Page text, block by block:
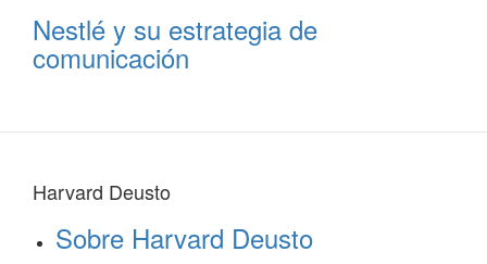
Nestlé y su estrategia de
comunicación
Harvard Deusto
Sobre Harvard Deusto